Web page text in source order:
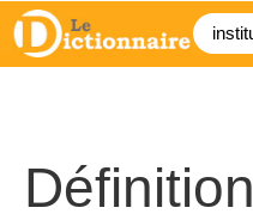
Définition